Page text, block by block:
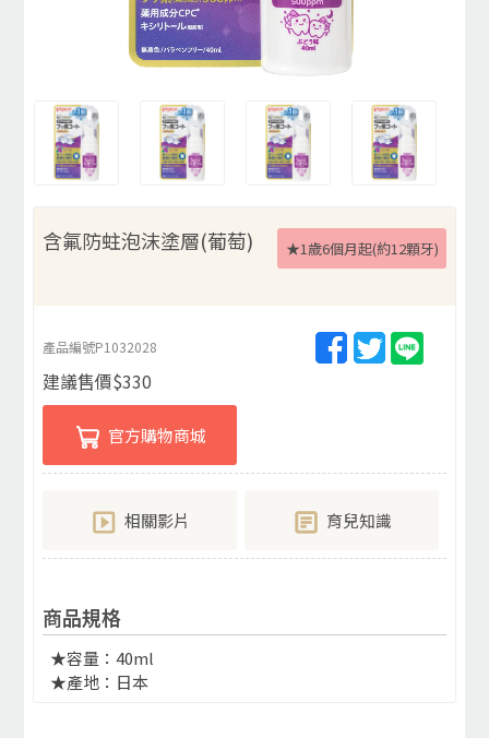
含氟防蛀泡沫塗層(葡萄) ★1歲6個月起(約12顆牙)
產品編號P1032028
建議售價$330
官方購物商城
相關影片 育兒知識
商品規格
★容量：40ml
★產地：日本